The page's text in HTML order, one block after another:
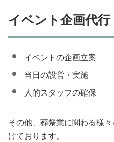
イベント企画代行
イベントの企画立案
当日の設営・実施
人的スタッフの確保
その他、葬祭業に関わる様
けております。